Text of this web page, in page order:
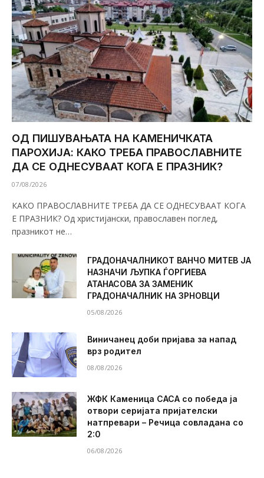
ОД ПИШУВАЊАТА НА КАМЕНИЧКАТА
ПАРОХИЈА: КАКО ТРЕБА ПРАВОСЛАВНИТЕ
ДА СЕ ОДНЕСУВААТ КОГА Е ПРАЗНИК?
07/08/2026
КАКО ПРАВОСЛАВНИТЕ ТРЕБА ДА СЕ ОДНЕСУВААТ КОГА
Е ПРАЗНИК? Од христијански, православен поглед,
празникот не…
ГРАДОНАЧАЛНИКОТ ВАНЧО МИТЕВ ЈА
НАЗНАЧИ ЉУПКА ЃОРГИЕВА
АТАНАСОВА ЗА ЗАМЕНИК
ГРАДОНАЧАЛНИК НА ЗРНОВЦИ
05/08/2026
Виничанец доби пријава за напад
врз родител
08/08/2026
ЖФК Каменица САСА со победа ја
отвори серијата пријателски
натпревари – Речица совладана со
2:0
06/08/2026